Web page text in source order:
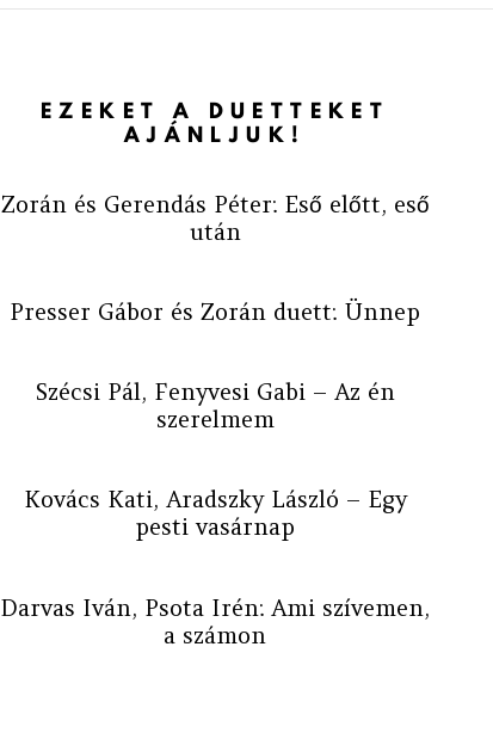
EZEKET A DUETTEKET
AJÁNLJUK!
Zorán és Gerendás Péter: Eső előtt, eső
után
Presser Gábor és Zorán duett: Ünnep
Szécsi Pál, Fenyvesi Gabi – Az én
szerelmem
Kovács Kati, Aradszky László – Egy
pesti vasárnap
Darvas Iván, Psota Irén: Ami szívemen,
a számon